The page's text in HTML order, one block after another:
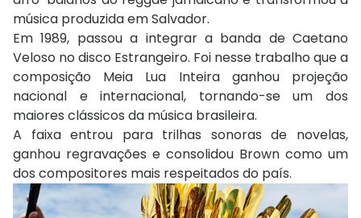
música produzida em Salvador.
Em 1989, passou a integrar a banda de Caetano
Veloso no disco Estrangeiro. Foi nesse trabalho que a
composição Meia Lua Inteiraganhou projeção
nacional e internacional, tornando-se um dos
maiores clássicos da música brasileira.
A faixa entrou para trilhas sonoras de novelas,
ganhou regravações e consolidou Brown como um
dos compositores mais respeitados do país.